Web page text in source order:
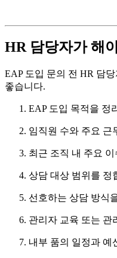
HR 담당자가 해
EAP 도입 문의 전 HR 담
좋습니다.
EAP 도입 목적을 정
임직원 수와 주요 근
최근 조직 내 주요
상담 대상 범위를 정
선호하는 상담 방식
관리자 교육 또는 관
내부 품의 일정과 예